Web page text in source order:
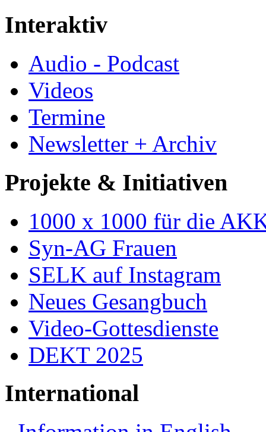
Interaktiv
Audio - Podcast
Videos
Termine
Newsletter + Archiv
Projekte & Initiativen
1000 x 1000 für die
Syn-AG Frauen
SELK auf Instagram
Neues Gesangbuch
Video-Gottesdienste
DEKT 2025
International